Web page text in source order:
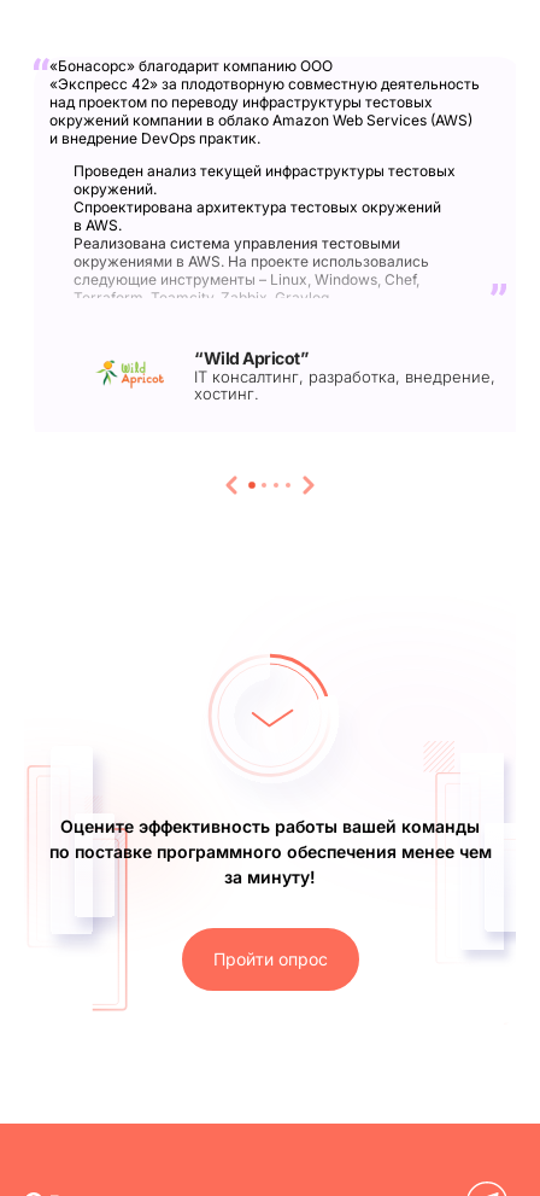
«Бонасорс» благодарит компанию ООО
«Экспресс 42» за плодотворную совместную деятельность
над проектом по переводу инфраструктуры тестовых
окружений компании в облако Amazon Web Services (AWS)
и внедрение DevOps практик.
Проведен анализ текущей инфраструктуры тестовых
окружений.
Спроектирована архитектура тестовых окружений
в AWS.
Реализована система управления тестовыми
окружениями в AWS. На проекте использовались
следующие инструменты – Linux, Windows, Chef,
Terraform, Teamcity, Zabbix, Graylog.
Проведено обучение по основным DevOps практикам –
инфраструктура как код, непрерывная поставка,
мониторинг и логирование.
“Wild Apricot”
IT консалтинг, разработка, внедрение,
хостинг.
Оцените эффективность работы вашей команды
по поставке программного обеспечения менее чем
за минуту!
Пройти опрос